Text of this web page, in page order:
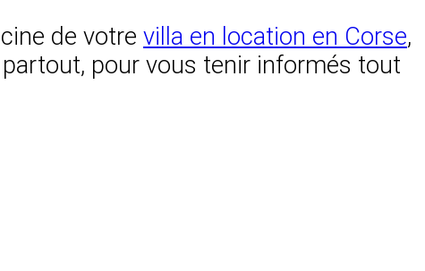
de votre villa en location en Corse,
pour vous tenir informés tout